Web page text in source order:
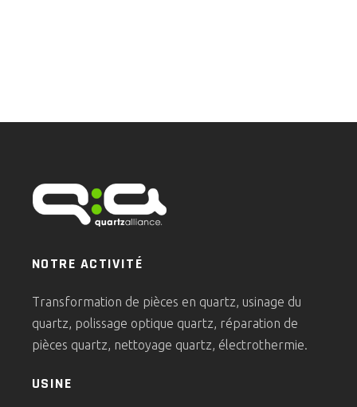
NOTRE ACTIVITÉ
Transformation de pièces en quartz, usinage du
quartz, polissage optique quartz, réparation de
pièces quartz, nettoyage quartz, électrothermie.
USINE